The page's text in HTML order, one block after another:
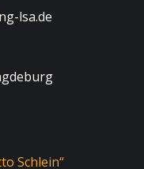
lsa.de
Schlein“